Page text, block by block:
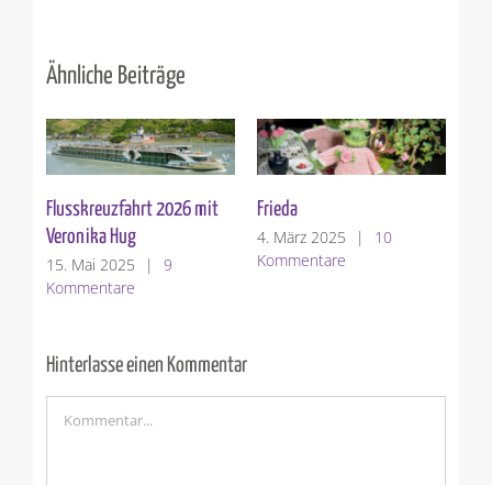
Ähnliche Beiträge
Flusskreuzfahrt 2026 mit
Veronika Hug
15. Mai 2025
|
9
Kommentare
Frieda
4. März 2025
|
10
Kommentare
Hinterlasse einen Kommentar
Kommentar